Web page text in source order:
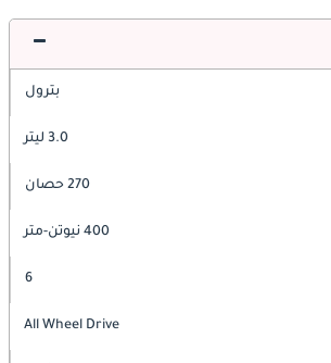
بترول
3.0 ليتر
270 حصان
400 نيوتن-متر
6
All Wheel Drive